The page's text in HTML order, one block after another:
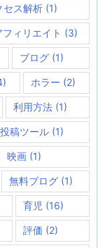
セス解析(1)
フィリエイト (3)
ブログ (1)
ホラー (2)
利用方法 (1)
投稿ツール (1)
映画 (1)
無料ブログ (1)
育児 (16)
評価 (2)